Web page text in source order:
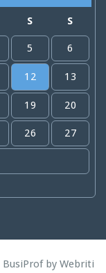
S S
5 6
12 13
19 20
26 27
BusiProfby Webriti